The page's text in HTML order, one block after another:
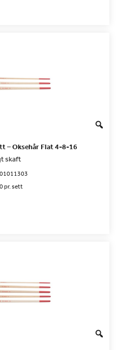
– Oksehår Flat 4-8-16
skaft
01011303
pr. sett